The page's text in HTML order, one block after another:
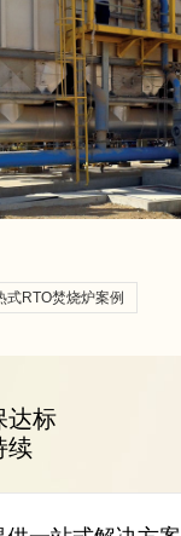
式RTO焚烧炉案例
达标
续